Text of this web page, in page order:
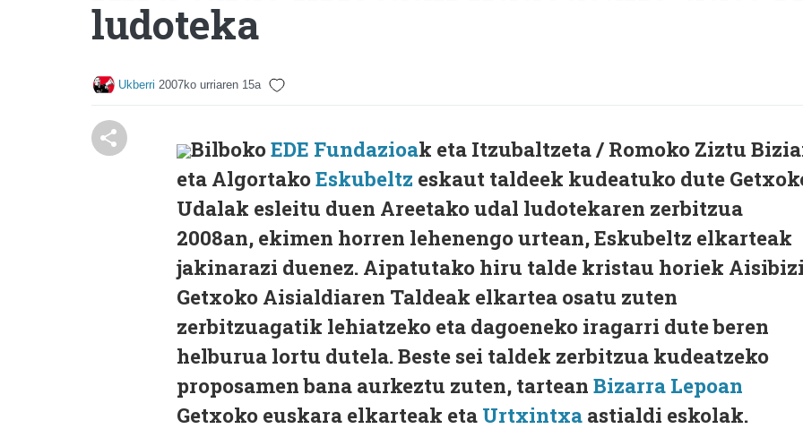
ludoteka
Ukberri 2007ko urriaren 15a
BilbokoEDE Fundazioak eta Itzubaltzeta / Romoko Ziztu
eta AlgortakoEskubeltz eskaut taldeek kudeatuko dute
Udalak esleitu duen Areetako udal ludotekaren zerbitzua
2008an, ekimen horren lehenengo urtean, Eskubeltz elkarteak
jakinarazi duenez. Aipatutako hiru talde kristau horiek
Getxoko Aisialdiaren Taldeak elkartea osatu zuten
zerbitzuagatik lehiatzeko eta dagoeneko iragarri dute beren
helburua lortu dutela. Beste sei taldek zerbitzua kudeatzeko
proposamen bana aurkeztu zuten, tartean Bizarra Lepoan
Getxoko euskara elkarteak eta Urtxintxa astialdi eskolak.